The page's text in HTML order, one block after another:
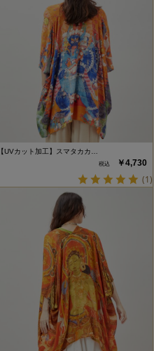
【UVカット加工】スマタカカ…
￥4,730
(1)